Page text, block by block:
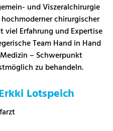
und Viszeralchirurgie
chirurgischer
Erfahrung und Expertise
Team Hand in Hand
– Schwerpunkt
zu behandeln.
Lotspeich